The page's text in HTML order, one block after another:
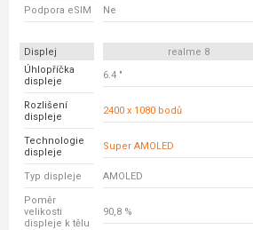
Podpora eSIM Ne
Displej realme 8
Úhlopříčka
displeje
6.4 "
Rozlišení
displeje
2400 x 1080 bodů
Technologie
displeje
Super AMOLED
Typ displeje AMOLED
Poměr
velikosti
displeje k tělu
90,8 %